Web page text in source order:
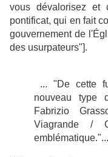
vous dévalorisez et
pontificat, qui en fait
gouvernement de
des usurpateurs"].
... "De cette
nouveau type
Fabrizio
Viagrande /